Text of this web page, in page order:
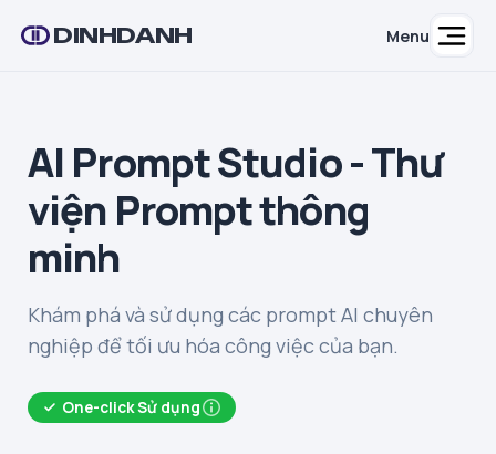
DINHDANH Menu
AI Prompt Studio - Thư
viện Prompt thông
minh
Khám phá và sử dụng các prompt AI chuyên
nghiệp để tối ưu hóa công việc của bạn.
One-click Sử dụng